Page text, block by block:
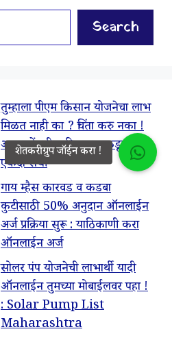
Search
तुम्हाला पीएम किसान योजनेचा लाभ
मिळत नाही का ? चिंता करु नका !
आता नोंदणीसाठी शासनाकडून परत
एकदा संधी
गाय म्हैस कारवड व कडबा
कुटीसाठी 50% अनुदान ऑनलाईन
अर्ज प्रक्रिया सुरू : याठिकाणी करा
ऑनलाईन अर्ज
सोलर पंप योजनेची लाभार्थी यादी
ऑनलाईन तुमच्या मोबाईलवर पहा !
: Solar Pump List
Maharashtra